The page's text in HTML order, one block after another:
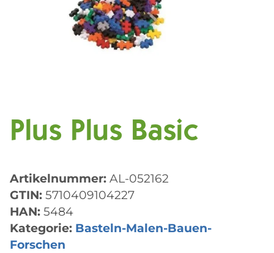
Plus Plus Basic
Artikelnummer: AL-052162
GTIN: 5710409104227
HAN: 5484
Kategorie: Basteln-Malen-Bauen-
Forschen